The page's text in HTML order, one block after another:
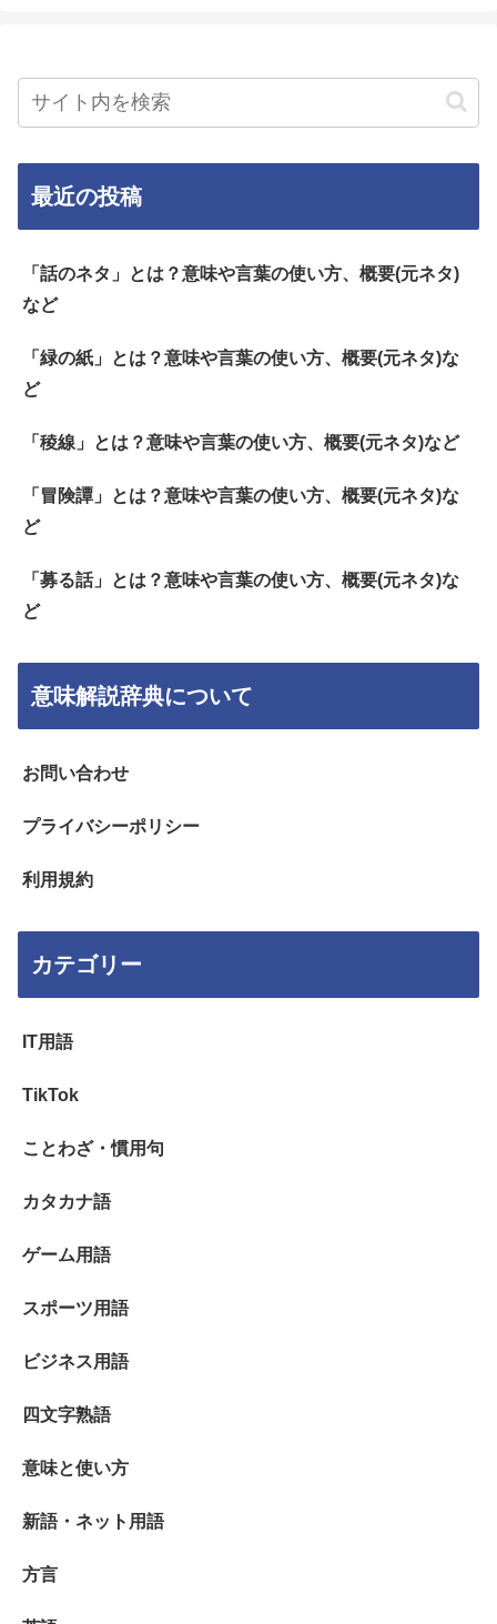
最近の投稿
「話のネタ」とは？意味や言葉の使い方、概要(元ネタ)
など
「緑の紙」とは？意味や言葉の使い方、概要(元ネタ)な
ど
「稜線」とは？意味や言葉の使い方、概要(元ネタ)など
「冒険譚」とは？意味や言葉の使い方、概要(元ネタ)な
ど
「募る話」とは？意味や言葉の使い方、概要(元ネタ)な
ど
意味解説辞典について
お問い合わせ
プライバシーポリシー
利用規約
カテゴリー
IT用語
TikTok
ことわざ・慣用句
カタカナ語
ゲーム用語
スポーツ用語
ビジネス用語
四文字熟語
意味と使い方
新語・ネット用語
方言